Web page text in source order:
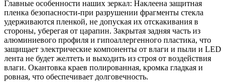
К
с
сенсорной
кнопкой
Главные особенности наших зеркал: Наклеена защитная
пленка безопасности-при разрушении фрагменты стекла
удерживаются пленкой, не допуская их отскакивания в
стороны, уберегая от царапин. Закрытая задняя часть из
алюминиевого профиля и гипоаллергенного пластика, что
защищает электрические компоненты от влаги и пыли и LED
лента не будет желтеть и выходить из строя от воздействия
влаги. Окантовка краев полированная, кромка гладкая и
ровная, что обеспечивает долговечность.